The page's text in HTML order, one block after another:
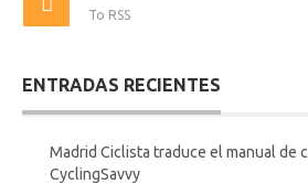
To RSS
ENTRADAS RECIENTES
Madrid Ciclista traduce el manual de
CyclingSavvy